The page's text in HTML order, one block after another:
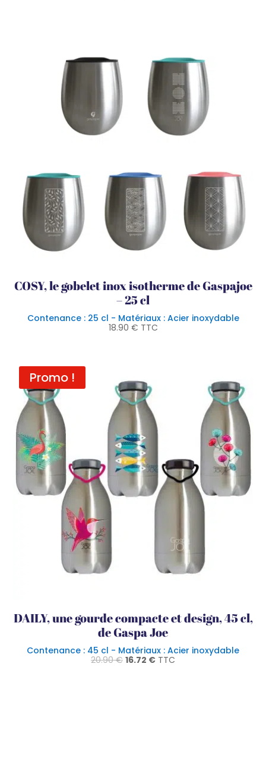
COSY, le gobelet inox isotherme de Gaspajoe
– 25 cl
Contenance : 25 cl - Matériaux : Acier inoxydable
18.90 € TTC
Promo !
DAILY, une gourde compacte et design, 45 cl,
de Gaspa Joe
Contenance : 45 cl - Matériaux : Acier inoxydable
20.90€ Le
16.72 €LeTTC